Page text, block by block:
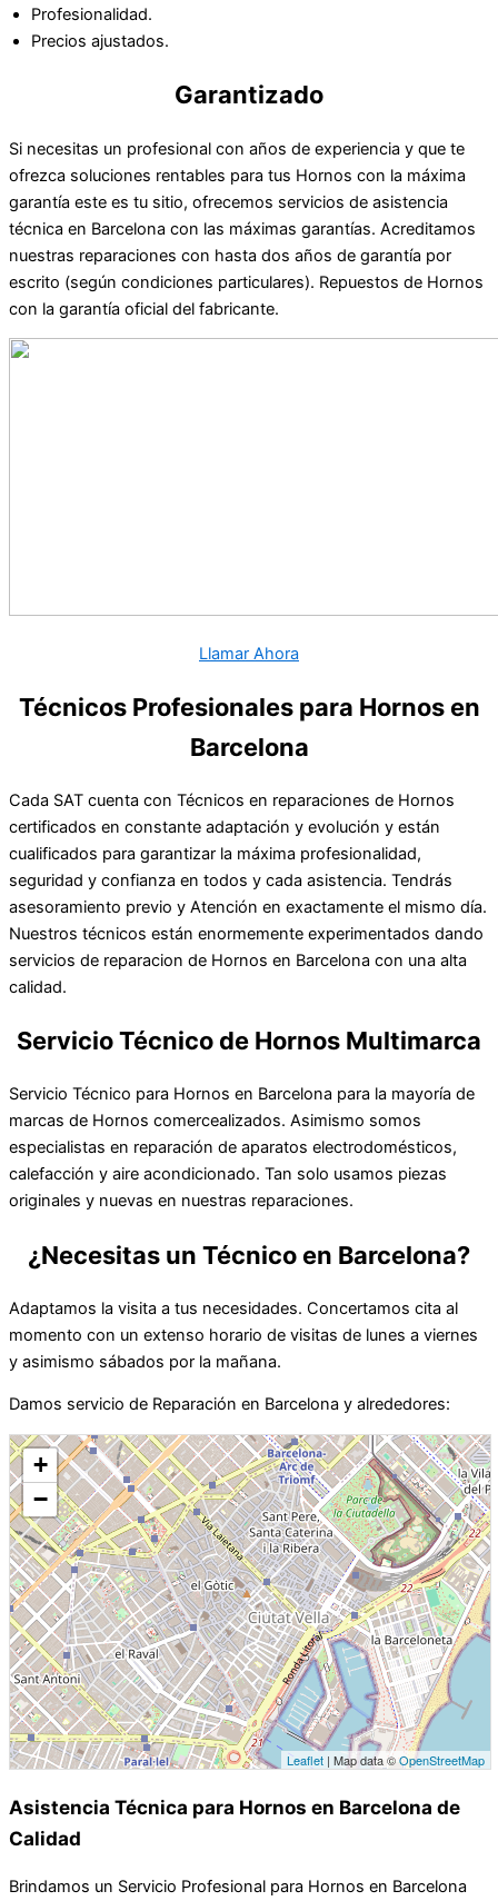
Profesionalidad.
Precios ajustados.
Garantizado
Si necesitas un profesional con años de experiencia y que te
ofrezca soluciones rentables para tus Hornos con la máxima
garantía este es tu sitio, ofrecemos servicios de asistencia
técnica en Barcelona con las máximas garantías. Acreditamos
nuestras reparaciones con hasta dos años de garantía por
escrito (según condiciones particulares). Repuestos de Hornos
con la garantía oficial del fabricante.
Llamar Ahora
Técnicos Profesionales para Hornos en
Barcelona
Cada SAT cuenta con Técnicos en reparaciones de Hornos
certificados en constante adaptación y evolución y están
cualificados para garantizar la máxima profesionalidad,
seguridad y confianza en todos y cada asistencia. Tendrás
asesoramiento previo y Atención en exactamente el mismo día.
Nuestros técnicos están enormemente experimentados dando
servicios de reparacion de Hornos en Barcelona con una alta
calidad.
Servicio Técnico de Hornos Multimarca
Servicio Técnico para Hornos en Barcelona para la mayoría de
marcas de Hornos comercealizados. Asimismo somos
especialistas en reparación de aparatos electrodomésticos,
calefacción y aire acondicionado. Tan solo usamos piezas
originales y nuevas en nuestras reparaciones.
¿Necesitas un Técnico en Barcelona?
Adaptamos la visita a tus necesidades. Concertamos cita al
momento con un extenso horario de visitas de lunes a viernes
y asimismo sábados por la mañana.
Damos servicio de Reparación en Barcelona y alrededores:
+
−
Leaflet | Map data ©OpenStreetMap
Asistencia Técnica para Hornos en Barcelona de
Calidad
Brindamos un Servicio Profesional para Hornos en Barcelona